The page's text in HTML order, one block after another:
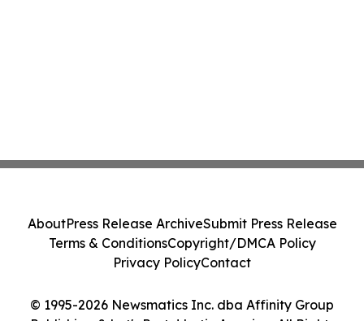
© 1995-2026 Newsmatics Inc. dba Affinity Group
AboutPress Release ArchiveSubmit Press Release
Terms & ConditionsCopyright/DMCA Policy
Privacy PolicyContact